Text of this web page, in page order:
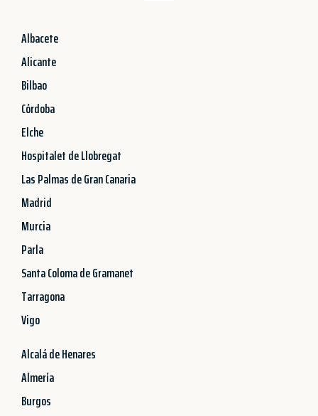
Albacete
Alicante
Bilbao
Córdoba
Elche
Hospitalet de Llobregat
Las Palmas de Gran Canaria
Madrid
Murcia
Parla
Santa Coloma de Gramanet
Tarragona
Vigo
Alcalá de Henares
Almería
Burgos